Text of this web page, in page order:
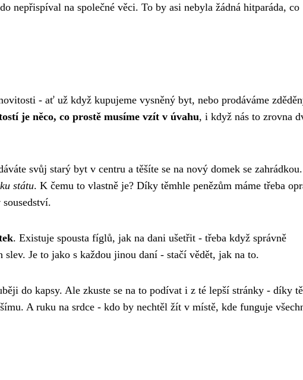
nepřispíval na společné věci. To by asi nebyla žádná hitparáda, co
- ať už když kupujeme vysněný byt, nebo prodáváme
je něco, co prostě musíme vzít v úvahu, i když nás to zrovna
svůj starý byt v centru a těšíte se na nový domek se zahrádkou.
státu. K čemu to vlastně je? Díky těmhle penězům máme třeba
. Existuje spousta fíglů, jak na dani ušetřit - třeba když správně
slev. Je to jako s každou jinou daní - stačí vědět, jak na to.
do kapsy. Ale zkuste se na to podívat i z té lepší stránky - díky
A ruku na srdce - kdo by nechtěl žít v místě, kde funguje